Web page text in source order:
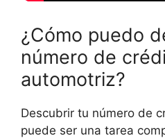
¿Cómo puedo
número de
automotriz?
Descubrir tu número de
puede ser una tarea